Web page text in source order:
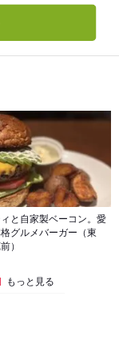
と自家製ベーコン。愛
グルメバーガー（東
）
もっと見る